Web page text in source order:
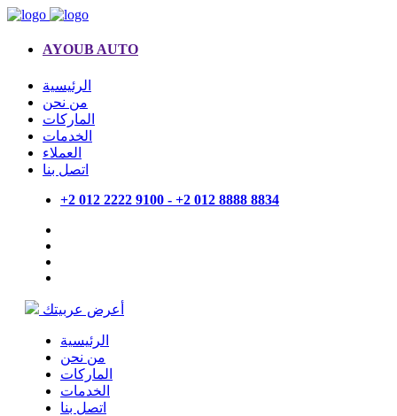
AYOUB AUTO
الرئيسية
من نحن
الماركات
الخدمات
العملاء
اتصل بنا
+2 012 2222 9100 - +2 012 8888 8834
أعرض عربيتك
الرئيسية
من نحن
الماركات
الخدمات
اتصل بنا